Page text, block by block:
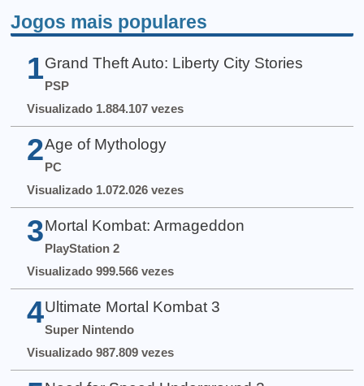
Jogos mais populares
1 Grand Theft Auto: Liberty City Stories
PSP
Visualizado 1.884.107 vezes
2 Age of Mythology
PC
Visualizado 1.072.026 vezes
3 Mortal Kombat: Armageddon
PlayStation 2
Visualizado 999.566 vezes
4 Ultimate Mortal Kombat 3
Super Nintendo
Visualizado 987.809 vezes